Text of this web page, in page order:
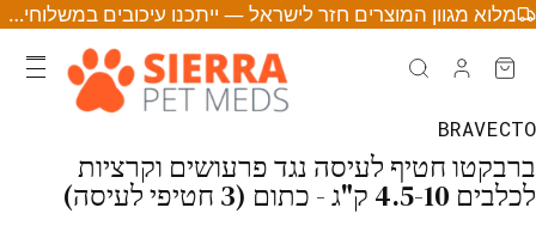
מלוא מגוון המוצרים חזר לישראל — ייתכנו עיכובים במשלוחים • לחצו לפרטים
BRAVECTO
ברבקטו חטיף לעיסה נגד פרעושים וקרציות
לכלבים 4.5-10 ק"ג - כתום (3 חטיפי לעיסה)